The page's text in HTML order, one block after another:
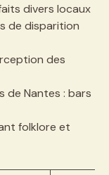
divers locaux
de disparition
des
de Nantes : bars
folklore et